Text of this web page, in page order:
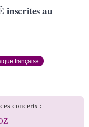
inscrites au
française